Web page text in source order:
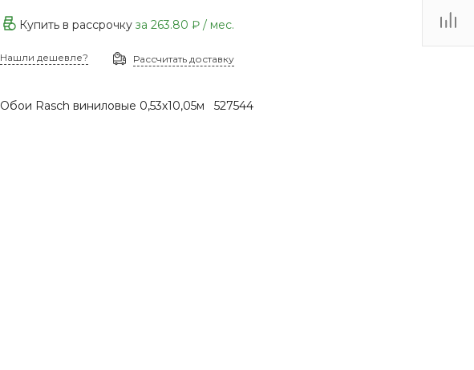
Купить в рассрочку за 263.80 ₽/ мес.
Нашли дешевле? Рассчитать доставку
Обои Rasch виниловые 0,53х10,05м 527544